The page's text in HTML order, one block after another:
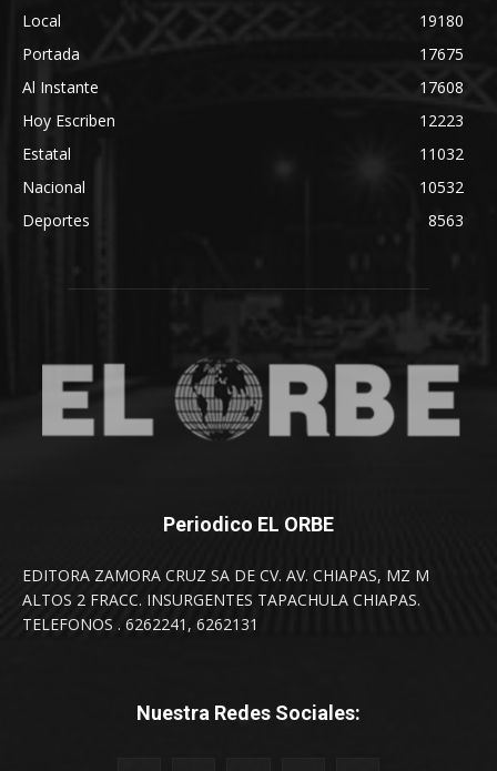
Local
19180
Portada
17675
Al Instante
17608
Hoy Escriben
12223
Estatal
11032
Nacional
10532
Deportes
8563
Periodico EL ORBE
EDITORA ZAMORA CRUZ SA DE CV. AV. CHIAPAS, MZ M
ALTOS 2 FRACC. INSURGENTES TAPACHULA CHIAPAS.
TELEFONOS . 6262241, 6262131
Nuestra Redes Sociales: